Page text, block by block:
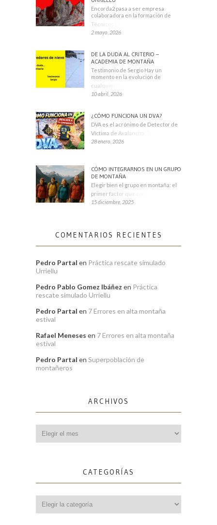
Encorda2 pasa a ser empresa
colaboradora en la formación de
Técnicos Deportivos
2 mayo, 2026
DE LA DUDA AL CRITERIO –
ACADEMIA DE MONTAÑA
Testimonio de Sergio Hay un
momento en la evolución de
cualquier montañero
10 abril, 2026
¿CÓMO FUNCIONA UN DVA?
DVA es el acrónimo de Detector de
Víctima de Avalancha. También se
28 enero, 2026
CÓMO INTEGRARNOS EN UN GRUPO
DE MONTAÑA
Elegir bien el grupo en montaña: el
primer factor que condiciona tu
15 diciembre, 2025
COMENTARIOS RECIENTES
Pedro Partal en Práctica rescate simulado
Urriellu
Pedro Pablo Gomez Ibáñez en Práctica
rescate simulado Urriellu
Pedro Partal en 7 Errores en alta montaña
estival
Rafael Meneses en 7 Errores en alta montaña
estival
Pedro Partal en Superpoblación de
montañeros
ARCHIVOS
CATEGORÍAS